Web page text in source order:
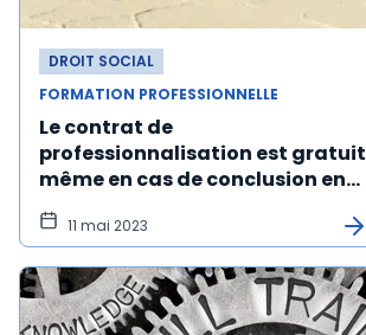
DROIT SOCIAL
FORMATION PROFESSIONNELLE
Le contrat de
professionnalisation est gratuit
même en cas de conclusion en
cours de formation
11 mai 2023